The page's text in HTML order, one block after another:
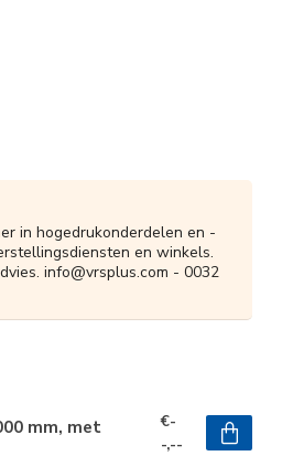
in hogedrukonderdelen en -
en winkels.
info@vrsplus.com - 0032
mm, met
€-
-,--